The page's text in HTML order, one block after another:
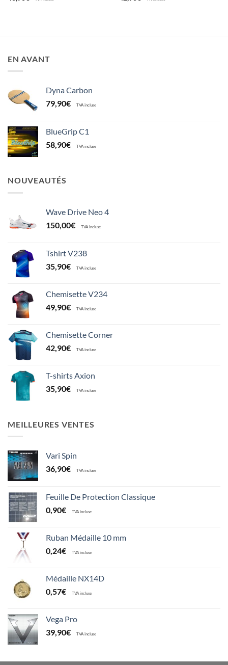
EN AVANT
Dyna Carbon
79,90€ TVA incluse
BlueGrip C1
58,90€ TVA incluse
NOUVEAUTÉS
Wave Drive Neo 4
150,00€ TVA incluse
Tshirt V238
35,90€ TVA incluse
Chemisette V234
49,90€ TVA incluse
Chemisette Corner
42,90€ TVA incluse
T-shirts Axion
35,90€ TVA incluse
MEILLEURES VENTES
Vari Spin
36,90€ TVA incluse
Feuille De Protection Classique
0,90€ TVA incluse
Ruban Médaille 10 mm
0,24€ TVA incluse
Médaille NX14D
0,57€ TVA incluse
Vega Pro
39,90€ TVA incluse